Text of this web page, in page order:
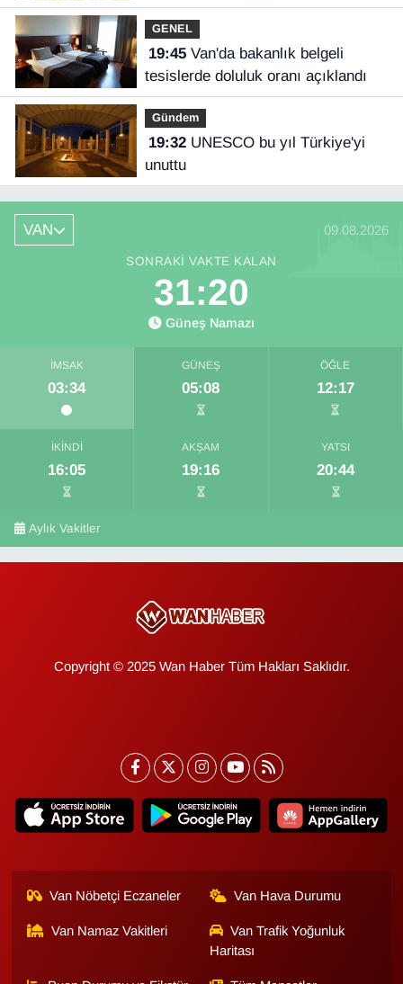
açıkladı
GENEL
19:45Van'da bakanlık belgeli
tesislerde doluluk oranı açıklandı
Gündem
19:32UNESCO bu yıl Türkiye'yi
unuttu
VAN 09.08.2026
SONRAKI VAKTE KALAN
31:20
Güneş Namazı
İMSAK
03:34
GÜNEŞ
05:08
ÖĞLE
12:17
İKINDI
16:05
AKŞAM
19:16
YATSI
20:44
Aylık Vakitler
Copyright © 2025 Wan Haber Tüm Hakları Saklıdır.
Van Nöbetçi Eczaneler Van Hava Durumu
Van Namaz Vakitleri
Van Trafik Yoğunluk
Haritası